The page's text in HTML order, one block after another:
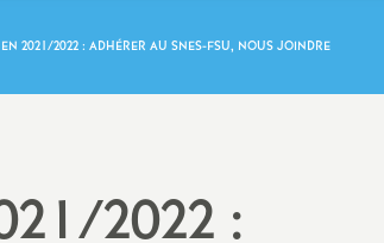
2021/2022 : ADHÉRER AU SNES-FSU, NOUS JOINDRE
2022 :